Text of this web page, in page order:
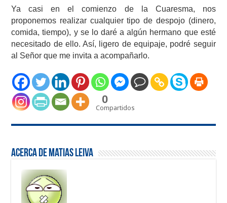
Ya casi en el comienzo de la Cuaresma, nos
proponemos realizar cualquier tipo de despojo (dinero,
comida, tiempo), y se lo daré a algún hermano que esté
necesitado de ello. Así, ligero de equipaje, podré seguir
al Señor que me invita a acompañarlo.
0
Compartidos
Acerca de Matias Leiva